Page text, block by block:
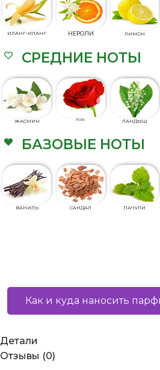
ИЛАНГ-ИЛАНГ НЕРОЛИ ЛИМОН
СРЕДНИЕ НОТЫ
ЖАСМИН РОЗА ЛАНДЫШ
БАЗОВЫЕ НОТЫ
ВАНИЛЬ САНДАЛ ПАЧУЛИ
Как и куда наносить
Детали
Отзывы (0)